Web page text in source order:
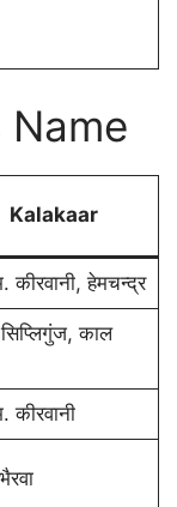
Name
Kalakaar
कीरवानी, हेमचन्द्र
काल
कीरवानी